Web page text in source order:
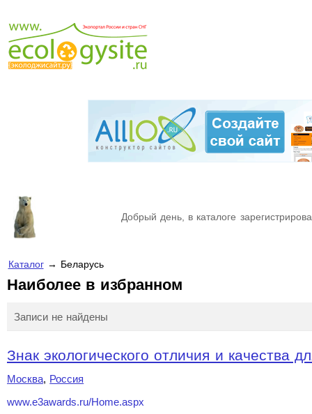
Добрый день, в каталоге
Каталог→ Беларусь
Наиболее в избранном
Записи не найдены
Знак экологического отличия и качества
Москва, Россия
www.e3awards.ru/Home.aspx